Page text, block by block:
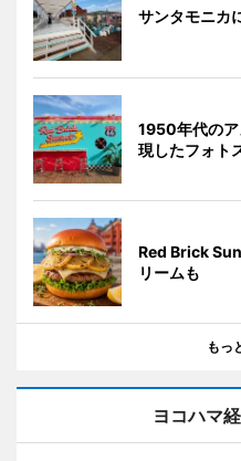
サンタモニカ
1950年代のア
現したフォト
Red Brick
リームも
もっ
ヨコハマ